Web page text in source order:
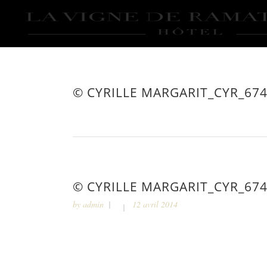
© CYRILLE
© CYRILLE
by admin 12 avril 2014